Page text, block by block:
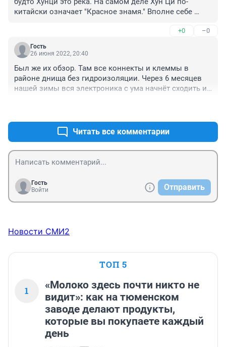
китайски означает "Красное знамя." Вполне себе
+0 –0
Гость
26 июня 2022, 20:40
Был же их обзор. Там все коннекты и клеммы в
районе днища без гидроизоляции. Через 6 месяцев
нашей зимы вся электроника с ума начнёт сходить и
Читать все комментарии
Гость
Войти
Отправить
Новости СМИ2
ТОП 5
1
«Молоко здесь почти никто не
видит»: как на тюменском
заводе делают продукты,
которые вы покупаете каждый
день